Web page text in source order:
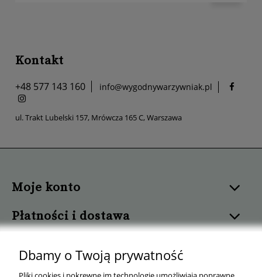
Kontakt
+48 577 143 160 info@wygodnywarzywniak.pl
ul. Trakt Lubelski 157, Mrówcza 165 C, Warszawa
Moje konto
Płatności i dostawa
Pomoc
Dbamy o Twoją prywatność